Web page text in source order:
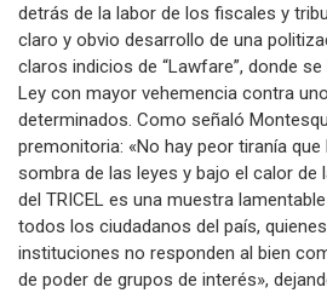
detrás de la labor de los fiscales y
claro y obvio desarrollo de una
claros indicios de “Lawfare”, donde
Ley con mayor vehemencia contra
determinados. Como señaló
premonitoria: «No hay peor tiranía
sombra de las leyes y bajo el calor de
del TRICEL es una muestra
todos los ciudadanos del país,
instituciones no responden al bien
de poder de grupos de interés»,